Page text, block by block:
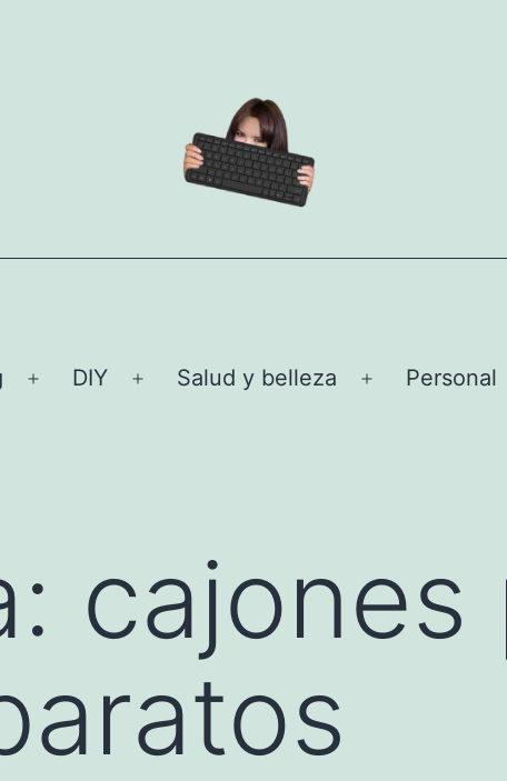
Abrir
DIY
Abrir
Salud y belleza
Abrir
Personal
cajones